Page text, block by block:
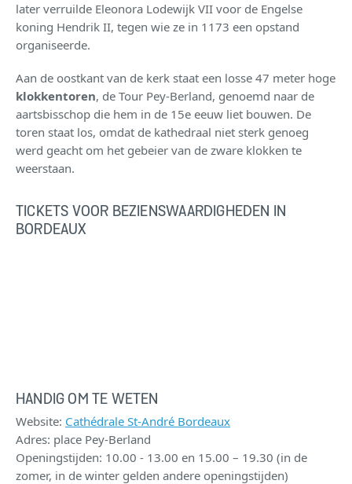
later verruilde Eleonora Lodewijk VII voor de Engelse
koning Hendrik II, tegen wie ze in 1173 een opstand
organiseerde.
Aan de oostkant van de kerk staat een losse 47 meter hoge
klokkentoren, de Tour Pey-Berland, genoemd naar de
aartsbisschop die hem in de 15e eeuw liet bouwen. De
toren staat los, omdat de kathedraal niet sterk genoeg
werd geacht om het gebeier van de zware klokken te
weerstaan.
TICKETS VOOR BEZIENSWAARDIGHEDEN IN
BORDEAUX
HANDIG OM TE WETEN
Website: Cathédrale St-André Bordeaux
Adres: place Pey-Berland
Openingstijden: 10.00 - 13.00 en 15.00 – 19.30 (in de
zomer, in de winter gelden andere openingstijden)